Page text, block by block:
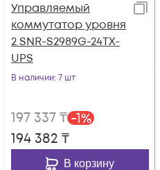
Управляемый
коммутатор уровня
2 SNR-S2989G-24TX-
UPS
В наличии: 7 шт
197 337₸-1%
194 382 ₸
В корзину